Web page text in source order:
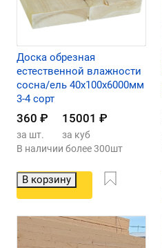
Доска обрезная
естественной влажности
сосна/ель 40х100х6000мм
3-4 сорт
360 ₽ 15001 ₽
за шт.
за куб
В наличии более 300шт
В корзину